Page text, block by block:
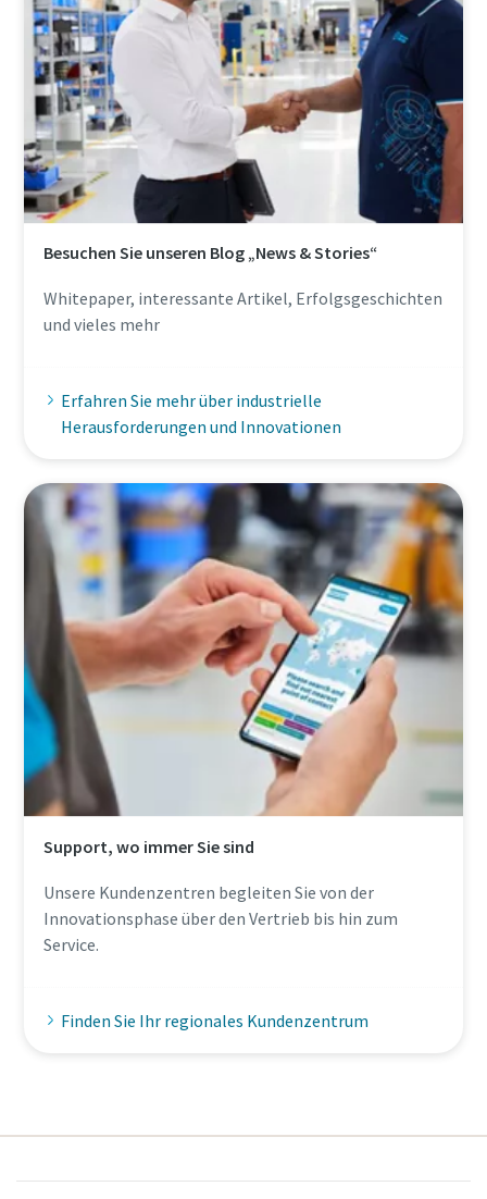
Besuchen Sie unseren Blog „News & Stories“
Whitepaper, interessante Artikel, Erfolgsgeschichten
und vieles mehr
Erfahren Sie mehr über industrielle
Herausforderungen und Innovationen
Support, wo immer Sie sind
Unsere Kundenzentren begleiten Sie von der
Innovationsphase über den Vertrieb bis hin zum
Service.
Finden Sie Ihr regionales Kundenzentrum